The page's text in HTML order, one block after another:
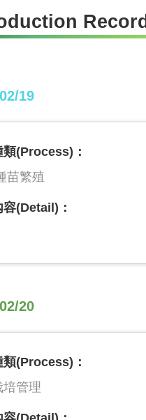
Record
19
類(Process)：
苗繁殖
(Detail)：
20
類(Process)：
培管理